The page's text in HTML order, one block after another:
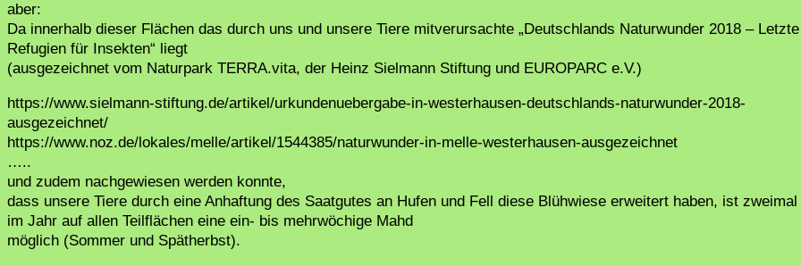
aber:
Da innerhalb dieser Flächen das durch uns und unsere Tiere mitverursachte „Deutschlands Naturwunder 2018 – Letzte
Refugien für Insekten“ liegt
(ausgezeichnet vom Naturpark TERRA.vita, der Heinz Sielmann Stiftung und EUROPARC e.V.)
https://www.sielmann-stiftung.de/artikel/urkundenuebergabe-in-westerhausen-deutschlands-naturwunder-2018-
ausgezeichnet/
https://www.noz.de/lokales/melle/artikel/1544385/naturwunder-in-melle-westerhausen-ausgezeichnet
…..
und zudem nachgewiesen werden konnte,
dass unsere Tiere durch eine Anhaftung des Saatgutes an Hufen und Fell diese Blühwiese erweitert haben, ist zweimal
im Jahr auf allen Teilflächen eine ein- bis mehrwöchige Mahd
möglich (Sommer und Spätherbst).